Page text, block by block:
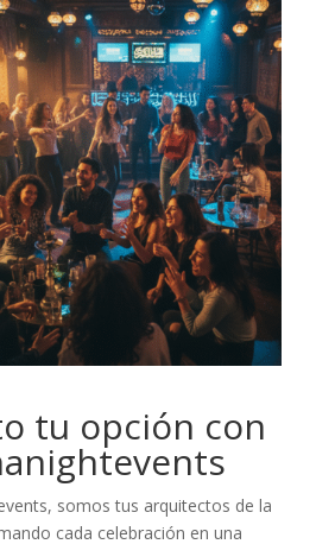
tu opción con
somos tus arquitectos de la
cada celebración en una